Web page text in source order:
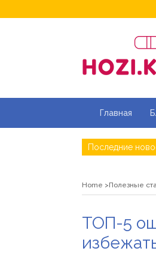
Главная
Последние
Home Полезные
ТОП-5